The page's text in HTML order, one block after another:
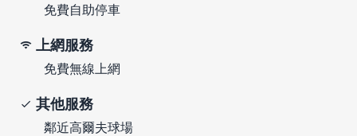
免費自助停車
上網服務
免費無線上網
其他服務
鄰近高爾夫球場